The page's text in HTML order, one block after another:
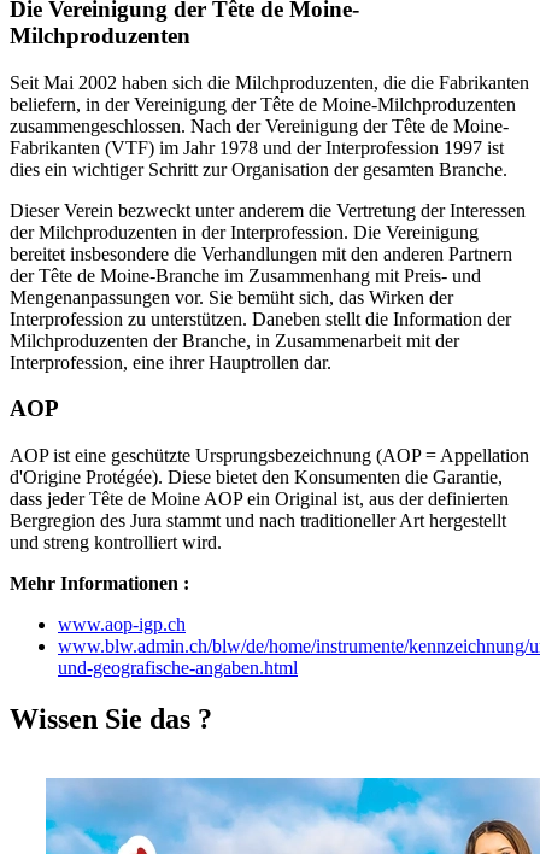
Die Vereinigung der Tête de Moine-
Milchproduzenten
Seit Mai 2002 haben sich die Milchproduzenten, die die Fabrikanten
beliefern, in der Vereinigung der Tête de Moine-Milchproduzenten
zusammengeschlossen. Nach der Vereinigung der Tête de Moine-
Fabrikanten (VTF) im Jahr 1978 und der Interprofession 1997 ist
dies ein wichtiger Schritt zur Organisation der gesamten Branche.
Dieser Verein bezweckt unter anderem die Vertretung der Interessen
der Milchproduzenten in der Interprofession. Die Vereinigung
bereitet insbesondere die Verhandlungen mit den anderen Partnern
der Tête de Moine-Branche im Zusammenhang mit Preis- und
Mengenanpassungen vor. Sie bemüht sich, das Wirken der
Interprofession zu unterstützen. Daneben stellt die Information der
Milchproduzenten der Branche, in Zusammenarbeit mit der
Interprofession, eine ihrer Hauptrollen dar.
AOP
AOP ist eine geschützte Ursprungsbezeichnung (AOP = Appellation
d'Origine Protégée). Diese bietet den Konsumenten die Garantie,
dass jeder Tête de Moine AOP ein Original ist, aus der definierten
Bergregion des Jura stammt und nach traditioneller Art hergestellt
und streng kontrolliert wird.
Mehr Informationen :
www.aop-igp.ch
www.blw.admin.ch/blw/de/home/instrumente/kennzeichnung/
und-geografische-angaben.html
Wissen Sie das ?